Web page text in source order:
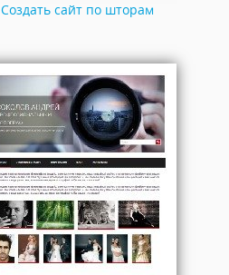
Создать сайт по шторам